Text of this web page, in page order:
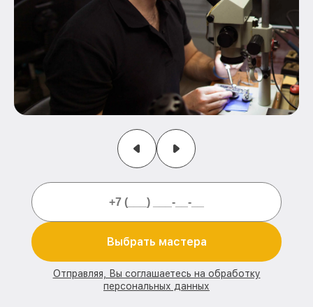
Выбрать мастера
Отправляя, Вы соглашаетесь на обработку
персональных данных